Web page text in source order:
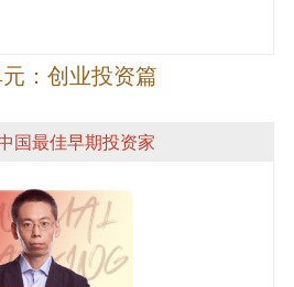
：创业投资篇
国最佳早期投资家